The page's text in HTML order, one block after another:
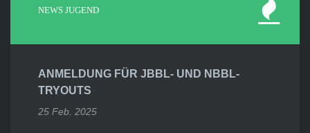
NEWS JUGEND
ANMELDUNG FÜR JBBL- UND NBBL-
TRYOUTS
25 Feb. 2025